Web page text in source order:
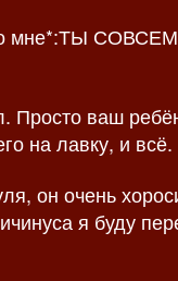
мне*:ТЫ
Просто ваш
на лавку, и всё.
он очень
я буду